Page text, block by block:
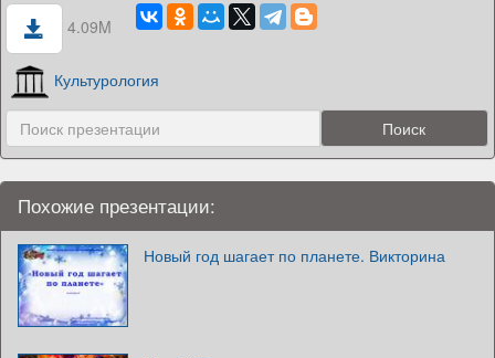
4.09M
Культурология
Похожие презентации:
Новый год шагает по планете. Викторина